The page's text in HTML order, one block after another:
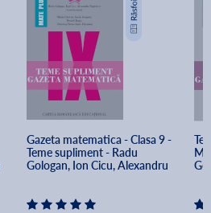
Gazeta matematica - Clasa 9 -
Teme supliment - Radu
Gologan, Ion Cicu, Alexandru